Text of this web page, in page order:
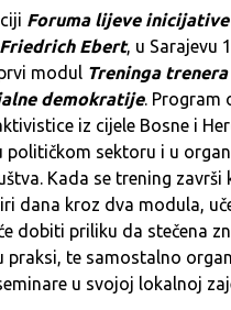
Foruma lijeve inicijative
Ebert, u Sarajevu
modul Treninga
demokratije. Program
iz cijele Bosne i
političkom sektoru i u
Kada se trening završi
dana kroz dva modula,
dobiti priliku da stečena
praksi, te samostalno
u svojoj lokalnoj